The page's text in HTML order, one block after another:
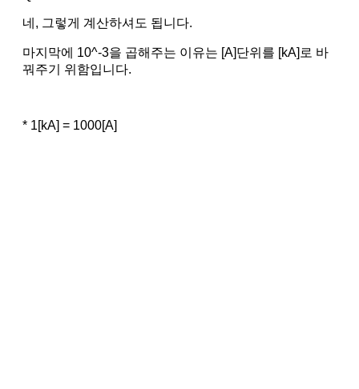
네, 그렇게 계산하셔도 됩니다.
마지막에 10^-3을 곱해주는 이유는 [A]단위를 [kA]로 바
꿔주기 위함입니다.
* 1[kA] = 1000[A]